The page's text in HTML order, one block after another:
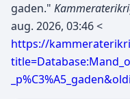
gaden."
aug. 2026, 03:46 <
https://